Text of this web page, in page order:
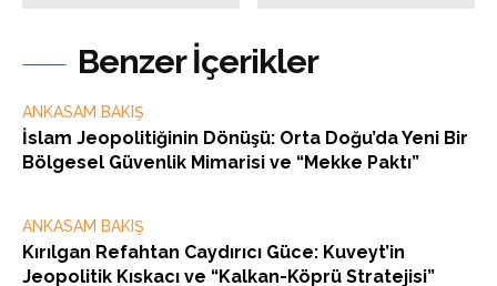
Benzer İçerikler
ANKASAM BAKIŞ
İslam Jeopolitiğinin Dönüşü: Orta Doğu’da Yeni Bir
Bölgesel Güvenlik Mimarisi ve “Mekke Paktı”
ANKASAM BAKIŞ
Kırılgan Refahtan Caydırıcı Güce: Kuveyt’in
Jeopolitik Kıskacı ve “Kalkan-Köprü Stratejisi”